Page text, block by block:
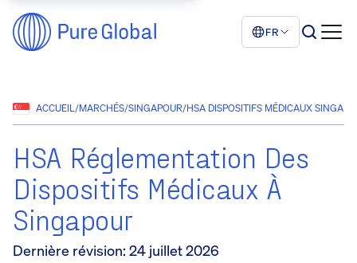
FR
ACCUEIL/MARCHÉS/SINGAPOUR/HSA DISPOSITIFS MÉDICAUX
HSA Réglementation Des
Dispositifs Médicaux À
Singapour
Dernière révision: 24 juillet 2026